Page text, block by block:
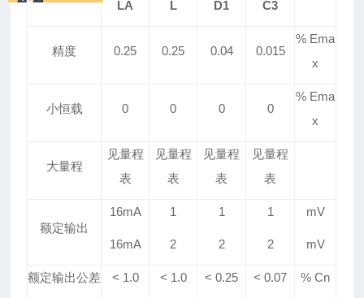
LA L D1 C3
精度 0.25 0.25 0.04 0.015
% Ema
x
小恒载 0 0 0 0
% Ema
x
大量程
见量程
表
见量程
表
见量程
表
见量程
表
额定输出
16mA
16mA
1
2
1
2
1
2
mV
mV
额定输出公差 < 1.0 < 1.0 <0.25 <0.07 % Cn